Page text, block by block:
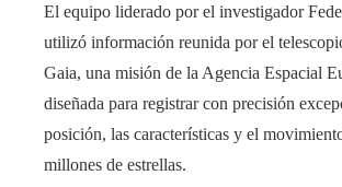
El equipo liderado por el investigador
utilizó información reunida por el
Gaia, una misión de la Agencia Espacial
diseñada para registrar con precisión
posición, las características y el
millones de estrellas.